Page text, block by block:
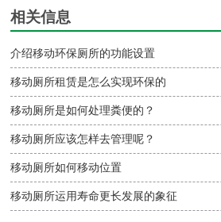
相关信息
介绍移动环保厕所的功能设置
移动厕所租赁是怎么实现环保的
移动厕所是如何处理粪便的？
移动厕所应该怎样去管理呢？
移动厕所如何移动位置
移动厕所运用寿命更长发展的象征